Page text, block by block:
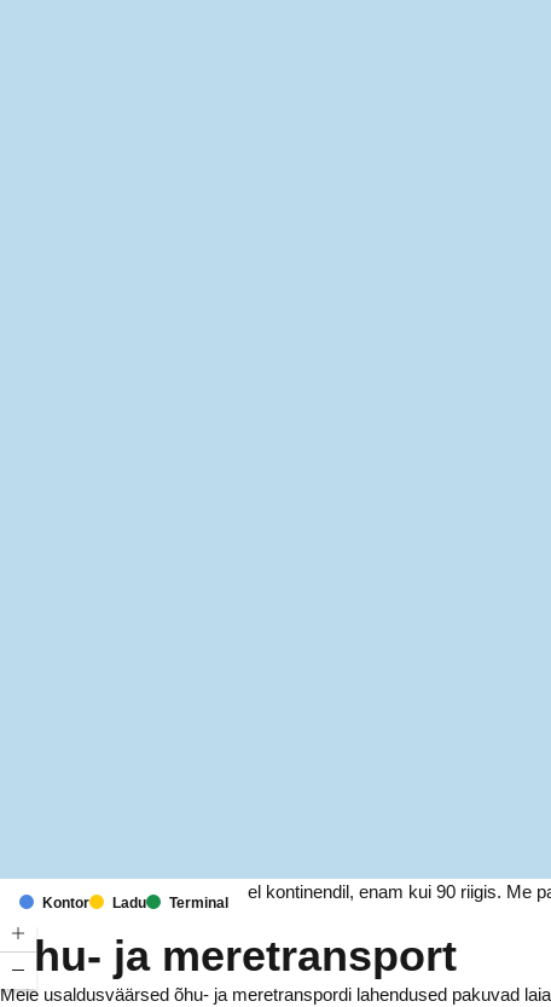
Kontor Ladu Terminal
Meil on kontorid ja rajatised kuuel kontinendil, enam kui 90 riigis. Me
Õhu- ja meretransport
Meie usaldusväärsed õhu- ja meretranspordi lahendused pakuvad